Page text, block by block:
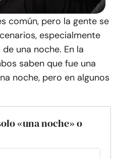
común, pero la gente se
especialmente
una noche. En la
saben que fue una
noche, pero en algunos
«una noche» o